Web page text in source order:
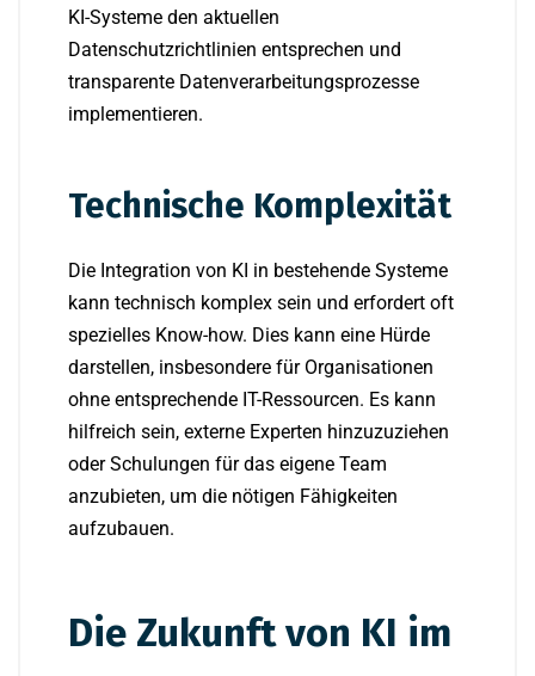
KI-Systeme den aktuellen
Datenschutzrichtlinien entsprechen und
transparente Datenverarbeitungsprozesse
implementieren.
Technische Komplexität
Die Integration von KI in bestehende Systeme
kann technisch komplex sein und erfordert oft
spezielles Know-how. Dies kann eine Hürde
darstellen, insbesondere für Organisationen
ohne entsprechende IT-Ressourcen. Es kann
hilfreich sein, externe Experten hinzuzuziehen
oder Schulungen für das eigene Team
anzubieten, um die nötigen Fähigkeiten
aufzubauen.
Die Zukunft von KI im